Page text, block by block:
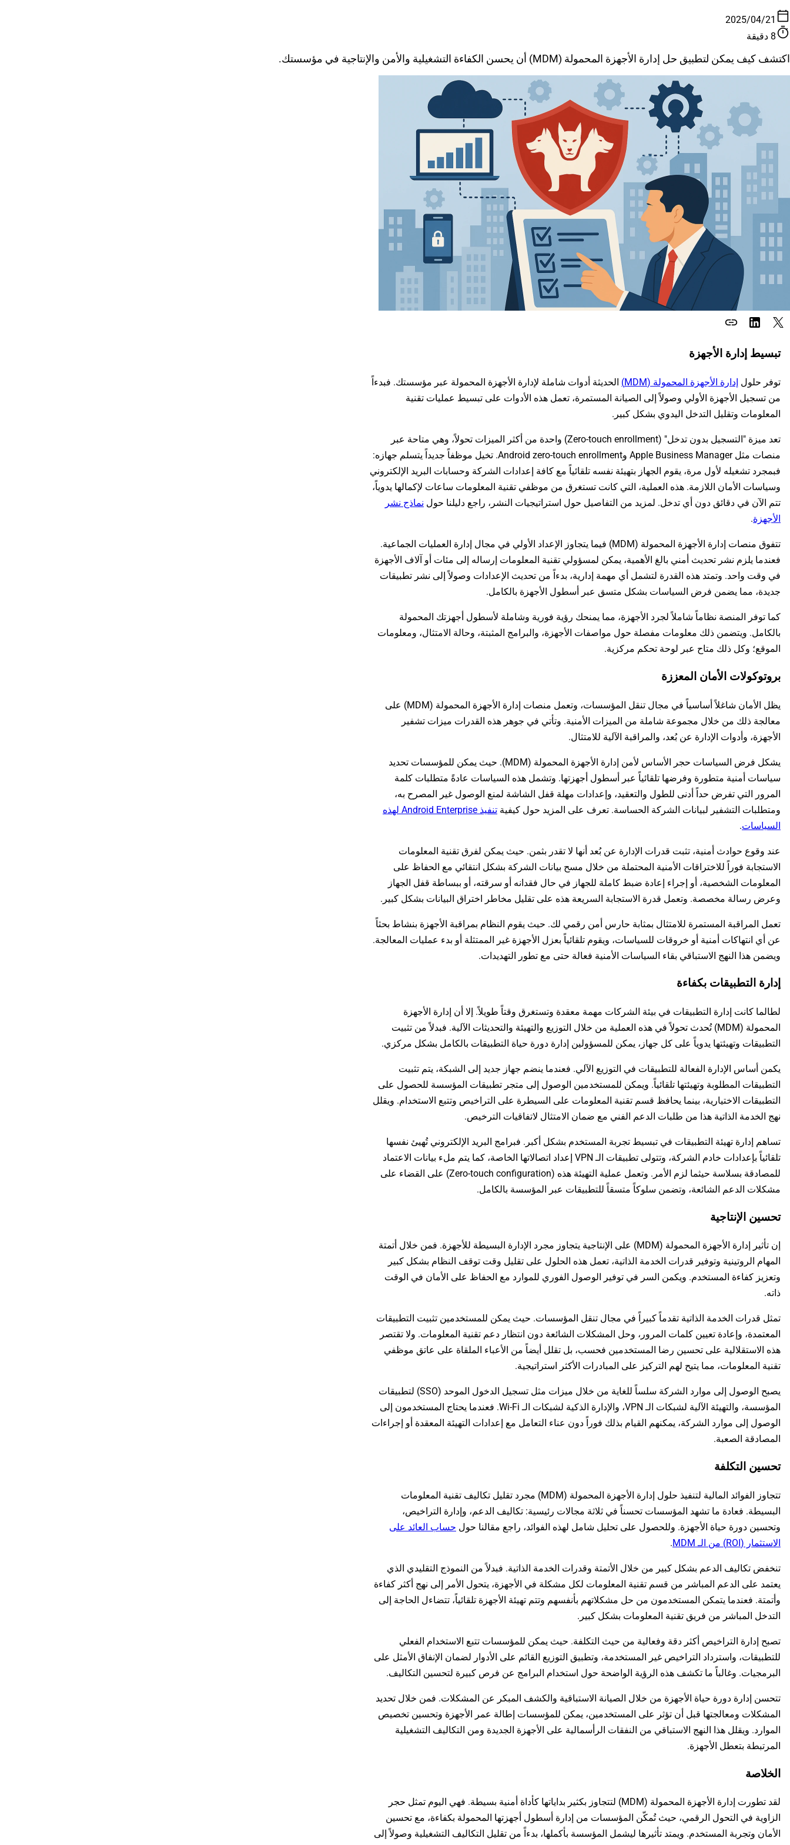
calendar_today
21‏/04‏/2025
timer8 دقيقة
اكتشف كيف يمكن لتطبيق حل إدارة الأجهزة المحمولة (MDM) أن يحسن الكفاءة التشغيلية والأمن والإنتاجية في مؤسستك.
link
تبسيط إدارة الأجهزة
توفر حلول إدارة الأجهزة المحمولة (MDM)
الحديثة أدوات شاملة لإدارة الأجهزة المحمولة عبر مؤسستك. فبدءاً
من تسجيل الأجهزة الأولي وصولاً إلى الصيانة المستمرة، تعمل هذه الأدوات على تبسيط عمليات تقنية
المعلومات وتقليل التدخل اليدوي بشكل كبير.
تعد ميزة "التسجيل بدون تدخل" (Zero-touch enrollment) واحدة من أكثر الميزات تحولاً، وهي متاحة عبر
منصات مثل Apple Business Manager وAndroid zero-touch enrollment. تخيل موظفاً جديداً يتسلم جهازه:
فبمجرد تشغيله لأول مرة، يقوم الجهاز بتهيئة نفسه تلقائياً مع كافة إعدادات الشركة وحسابات البريد الإلكتروني
وسياسات الأمان اللازمة. هذه العملية، التي كانت تستغرق من موظفي تقنية المعلومات ساعات لإكمالها يدوياً،
تتم الآن في دقائق دون أي تدخل. لمزيد من التفاصيل حول استراتيجيات النشر، راجع دليلنا حول نماذج نشر
الأجهزة.
تتفوق منصات إدارة الأجهزة المحمولة (MDM) فيما يتجاوز الإعداد الأولي في مجال إدارة العمليات الجماعية.
فعندما يلزم نشر تحديث أمني بالغ الأهمية، يمكن لمسؤولي تقنية المعلومات إرساله إلى مئات أو آلاف الأجهزة
في وقت واحد. وتمتد هذه القدرة لتشمل أي مهمة إدارية، بدءاً من تحديث الإعدادات وصولاً إلى نشر تطبيقات
جديدة، مما يضمن فرض السياسات بشكل متسق عبر أسطول الأجهزة بالكامل.
كما توفر المنصة نظاماً شاملاً لجرد الأجهزة، مما يمنحك رؤية فورية وشاملة لأسطول أجهزتك المحمولة
بالكامل. ويتضمن ذلك معلومات مفصلة حول مواصفات الأجهزة، والبرامج المثبتة، وحالة الامتثال، ومعلومات
الموقع؛ وكل ذلك متاح عبر لوحة تحكم مركزية.
بروتوكولات الأمان المعززة
يظل الأمان شاغلاً أساسياً في مجال تنقل المؤسسات، وتعمل منصات إدارة الأجهزة المحمولة (MDM) على
معالجة ذلك من خلال مجموعة شاملة من الميزات الأمنية. وتأتي في جوهر هذه القدرات ميزات تشفير
الأجهزة، وأدوات الإدارة عن بُعد، والمراقبة الآلية للامتثال.
يشكل فرض السياسات حجر الأساس لأمن إدارة الأجهزة المحمولة (MDM). حيث يمكن للمؤسسات تحديد
سياسات أمنية متطورة وفرضها تلقائياً عبر أسطول أجهزتها. وتشمل هذه السياسات عادةً متطلبات كلمة
المرور التي تفرض حداً أدنى للطول والتعقيد، وإعدادات مهلة قفل الشاشة لمنع الوصول غير المصرح به،
ومتطلبات التشفير لبيانات الشركة الحساسة. تعرف على المزيد حول كيفية
تنفيذ Android Enterprise لهذه
السياسات.
عند وقوع حوادث أمنية، تثبت قدرات الإدارة عن بُعد أنها لا تقدر بثمن. حيث يمكن لفرق تقنية المعلومات
الاستجابة فوراً للاختراقات الأمنية المحتملة من خلال مسح بيانات الشركة بشكل انتقائي مع الحفاظ على
المعلومات الشخصية، أو إجراء إعادة ضبط كاملة للجهاز في حال فقدانه أو سرقته، أو ببساطة قفل الجهاز
وعرض رسالة مخصصة. وتعمل قدرة الاستجابة السريعة هذه على تقليل مخاطر اختراق البيانات بشكل كبير.
تعمل المراقبة المستمرة للامتثال بمثابة حارس أمن رقمي لك. حيث يقوم النظام بمراقبة الأجهزة بنشاط بحثاً
عن أي انتهاكات أمنية أو خروقات للسياسات، ويقوم تلقائياً بعزل الأجهزة غير الممتثلة أو بدء عمليات المعالجة.
ويضمن هذا النهج الاستباقي بقاء السياسات الأمنية فعالة حتى مع تطور التهديدات.
إدارة التطبيقات بكفاءة
لطالما كانت إدارة التطبيقات في بيئة الشركات مهمة معقدة وتستغرق وقتاً طويلاً. إلا أن إدارة الأجهزة
المحمولة (MDM) تُحدث تحولاً في هذه العملية من خلال التوزيع والتهيئة والتحديثات الآلية. فبدلاً من تثبيت
التطبيقات وتهيئتها يدوياً على كل جهاز، يمكن للمسؤولين إدارة دورة حياة التطبيقات بالكامل بشكل مركزي.
يكمن أساس الإدارة الفعالة للتطبيقات في التوزيع الآلي. فعندما ينضم جهاز جديد إلى الشبكة، يتم تثبيت
التطبيقات المطلوبة وتهيئتها تلقائياً. ويمكن للمستخدمين الوصول إلى متجر تطبيقات المؤسسة للحصول على
التطبيقات الاختيارية، بينما يحافظ قسم تقنية المعلومات على السيطرة على التراخيص وتتبع الاستخدام. ويقلل
نهج الخدمة الذاتية هذا من طلبات الدعم الفني مع ضمان الامتثال لاتفاقيات الترخيص.
تساهم إدارة تهيئة التطبيقات في تبسيط تجربة المستخدم بشكل أكبر. فبرامج البريد الإلكتروني تُهيئ نفسها
تلقائياً بإعدادات خادم الشركة، وتتولى تطبيقات الـ VPN إعداد اتصالاتها الخاصة، كما يتم ملء بيانات الاعتماد
للمصادقة بسلاسة حيثما لزم الأمر. وتعمل عملية التهيئة هذه (Zero-touch configuration) على القضاء على
مشكلات الدعم الشائعة، وتضمن سلوكاً متسقاً للتطبيقات عبر المؤسسة بالكامل.
تحسين الإنتاجية
إن تأثير إدارة الأجهزة المحمولة (MDM) على الإنتاجية يتجاوز مجرد الإدارة البسيطة للأجهزة. فمن خلال أتمتة
المهام الروتينية وتوفير قدرات الخدمة الذاتية، تعمل هذه الحلول على تقليل وقت توقف النظام بشكل كبير
وتعزيز كفاءة المستخدم. ويكمن السر في توفير الوصول الفوري للموارد مع الحفاظ على الأمان في الوقت
ذاته.
تمثل قدرات الخدمة الذاتية تقدماً كبيراً في مجال تنقل المؤسسات. حيث يمكن للمستخدمين تثبيت التطبيقات
المعتمدة، وإعادة تعيين كلمات المرور، وحل المشكلات الشائعة دون انتظار دعم تقنية المعلومات. ولا تقتصر
هذه الاستقلالية على تحسين رضا المستخدمين فحسب، بل تقلل أيضاً من الأعباء الملقاة على عاتق موظفي
تقنية المعلومات، مما يتيح لهم التركيز على المبادرات الأكثر استراتيجية.
يصبح الوصول إلى موارد الشركة سلساً للغاية من خلال ميزات مثل تسجيل الدخول الموحد (SSO) لتطبيقات
المؤسسة، والتهيئة الآلية لشبكات الـ VPN، والإدارة الذكية لشبكات الـ Wi-Fi. فعندما يحتاج المستخدمون إلى
الوصول إلى موارد الشركة، يمكنهم القيام بذلك فوراً دون عناء التعامل مع إعدادات التهيئة المعقدة أو إجراءات
المصادقة الصعبة.
تحسين التكلفة
تتجاوز الفوائد المالية لتنفيذ حلول إدارة الأجهزة المحمولة (MDM) مجرد تقليل تكاليف تقنية المعلومات
البسيطة. فعادة ما تشهد المؤسسات تحسناً في ثلاثة مجالات رئيسية: تكاليف الدعم، وإدارة التراخيص،
وتحسين دورة حياة الأجهزة. وللحصول على تحليل شامل لهذه الفوائد، راجع مقالنا حول حساب العائد على
الاستثمار (ROI) من الـ MDM
.
تنخفض تكاليف الدعم بشكل كبير من خلال الأتمتة وقدرات الخدمة الذاتية. فبدلاً من النموذج التقليدي الذي
يعتمد على الدعم المباشر من قسم تقنية المعلومات لكل مشكلة في الأجهزة، يتحول الأمر إلى نهج أكثر كفاءة
وأتمتة. فعندما يتمكن المستخدمون من حل مشكلاتهم بأنفسهم وتتم تهيئة الأجهزة تلقائياً، تتضاءل الحاجة إلى
التدخل المباشر من فريق تقنية المعلومات بشكل كبير.
تصبح إدارة التراخيص أكثر دقة وفعالية من حيث التكلفة. حيث يمكن للمؤسسات تتبع الاستخدام الفعلي
للتطبيقات، واسترداد التراخيص غير المستخدمة، وتطبيق التوزيع القائم على الأدوار لضمان الإنفاق الأمثل على
البرمجيات. وغالباً ما تكشف هذه الرؤية الواضحة حول استخدام البرامج عن فرص كبيرة لتحسين التكاليف.
تتحسن إدارة دورة حياة الأجهزة من خلال الصيانة الاستباقية والكشف المبكر عن المشكلات. فمن خلال تحديد
المشكلات ومعالجتها قبل أن تؤثر على المستخدمين، يمكن للمؤسسات إطالة عمر الأجهزة وتحسين تخصيص
الموارد. ويقلل هذا النهج الاستباقي من النفقات الرأسمالية على الأجهزة الجديدة ومن التكاليف التشغيلية
المرتبطة بتعطل الأجهزة.
الخلاصة
لقد تطورت إدارة الأجهزة المحمولة (MDM) لتتجاوز بكثير بداياتها كأداة أمنية بسيطة. فهي اليوم تمثل حجر
الزاوية في التحول الرقمي، حيث تُمكّن المؤسسات من إدارة أسطول أجهزتها المحمولة بكفاءة، مع تحسين
الأمان وتجربة المستخدم. ويمتد تأثيرها ليشمل المؤسسة بأكملها، بدءاً من تقليل التكاليف التشغيلية وصولاً إلى